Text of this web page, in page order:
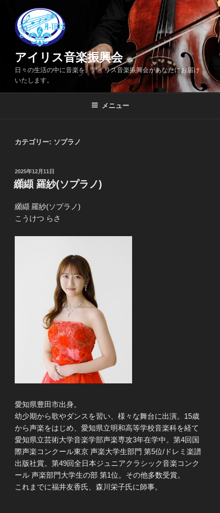
アイリス音楽振興会
日々の生活の中に音楽を。アイリス音楽振興会があなたにお届け
いたします。
メニュー
カテゴリー: ソプラノ
投
稿
日:
2025年12月11日
纐纈 羅紗(ソプラノ)
纐纈 羅紗(ソプラノ)
こうけつ らさ
愛知県豊田市出身。
幼少期から歌やダンスを習い、様々な舞台に出演。15歳
から声楽をはじめ、愛知県立明和高等学校音楽科を経て
愛知県立芸術大学音楽学部声楽専攻3年在学中。第4回国
際声楽コンクール東京 声楽大学生部門 第5位/ドレミ楽譜
出版社賞。第49回全日本ジュニアクラシック音楽コンク
ール 声楽部門大学生の部 第1位。その他多数受賞。
これまでに福井友香氏、森川栄子氏に師事。